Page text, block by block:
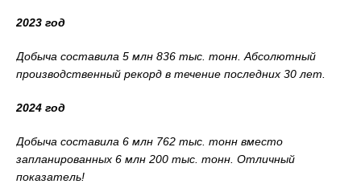
2023 год
Добыча составила 5 млн 836 тыс. тонн. Абсолютный
производственный рекорд в течение последних 30 лет.
2024 год
Добыча составила 6 млн 762 тыс. тонн вместо
запланированных 6 млн 200 тыс. тонн. Отличный
показатель!